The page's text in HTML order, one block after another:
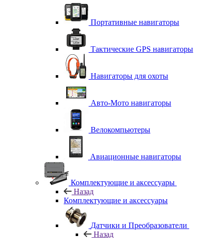
Портативные навигаторы
Тактические GPS навигаторы
Навигаторы для охоты
Авто-Мото навигаторы
Велокомпьютеры
Авиационные навигаторы
Комплектующие и аксессуары
Назад
Комплектующие и аксессуары
Датчики и Преобразователи
Назад